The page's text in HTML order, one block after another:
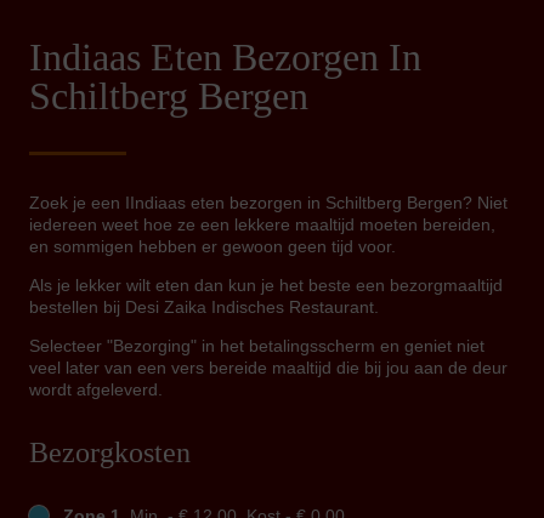
Indiaas Eten Bezorgen In
Schiltberg Bergen
Zoek je een IIndiaas eten bezorgen in Schiltberg Bergen? Niet
iedereen weet hoe ze een lekkere maaltijd moeten bereiden,
en sommigen hebben er gewoon geen tijd voor.
Als je lekker wilt eten dan kun je het beste een bezorgmaaltijd
bestellen bij Desi Zaika Indisches Restaurant.
Selecteer "Bezorging" in het betalingsscherm en geniet niet
veel later van een vers bereide maaltijd die bij jou aan de deur
wordt afgeleverd.
Bezorgkosten